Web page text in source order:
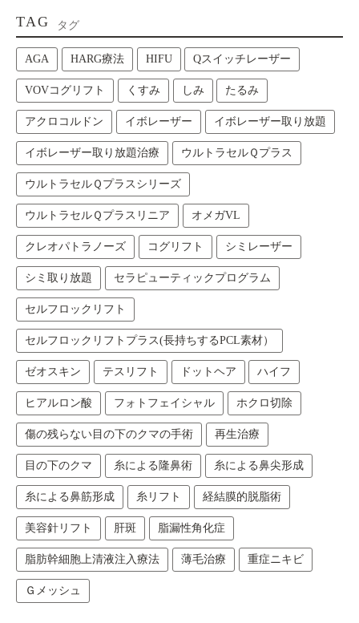
TAG タグ
AGA HARG療法 HIFU Qスイッチレーザー
VOVコグリフト くすみ しみ たるみ
アクロコルドン イボレーザー イボレーザー取り放題
イボレーザー取り放題治療 ウルトラセルＱプラス
ウルトラセルＱプラスシリーズ
ウルトラセルＱプラスリニア オメガVL
クレオパトラノーズ コグリフト シミレーザー
シミ取り放題 セラピューティックプログラム
セルフロックリフト
セルフロックリフトプラス(長持ちするPCL素材）
ゼオスキン テスリフト ドットヘア ハイフ
ヒアルロン酸 フォトフェイシャル ホクロ切除
傷の残らない目の下のクマの手術 再生治療
目の下のクマ 糸による隆鼻術 糸による鼻尖形成
糸による鼻筋形成 糸リフト 経結膜的脱脂術
美容針リフト 肝斑 脂漏性角化症
脂肪幹細胞上清液注入療法 薄毛治療 重症ニキビ
Ｇメッシュ